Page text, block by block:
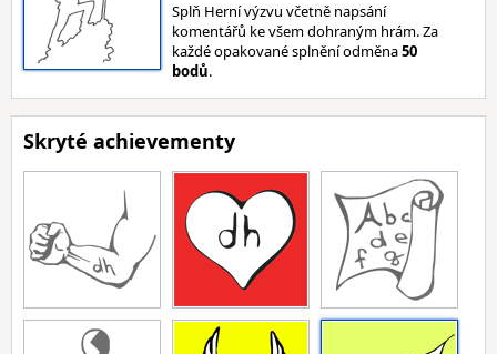
Splň Herní výzvu včetně napsání
komentářů ke všem dohraným hrám. Za
každé opakované splnění odměna50
bodů.
Skryté achievementy